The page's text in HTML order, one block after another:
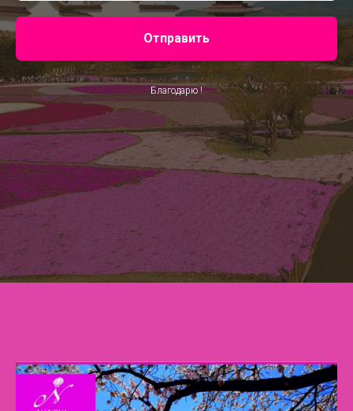
Отправить
Благодарю !